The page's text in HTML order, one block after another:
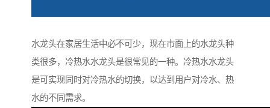
水龙头在家居生活中必不可少，现在市面上的水龙头种
类很多，冷热水水龙头是很常见的一种。冷热水水龙头
是可实现同时对冷热水的切换，以达到用户对冷水、热
水的不同需求。